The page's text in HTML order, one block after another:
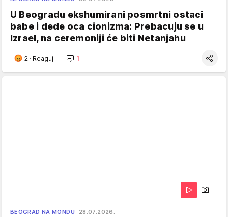
U Beogradu ekshumirani posmrtni ostaci
babe i dede oca cionizma: Prebacuju se u
Izrael, na ceremoniji će biti Netanjahu
2 · Reaguj 1
BEOGRAD NA MONDU 28.07.2026.